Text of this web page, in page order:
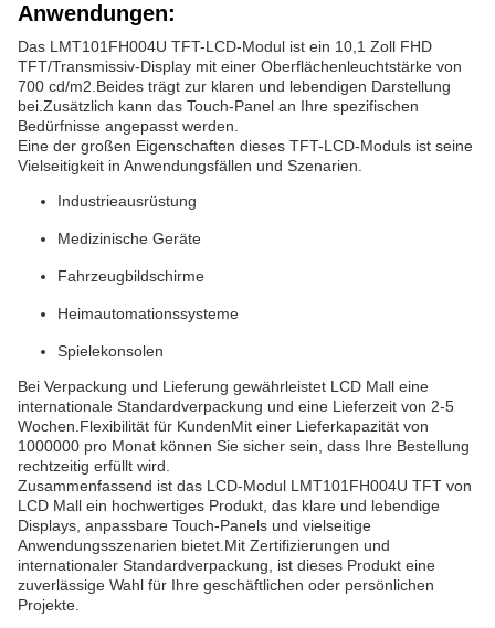
Anwendungen:
Das LMT101FH004U TFT-LCD-Modul ist ein 10,1 Zoll FHD
TFT/Transmissiv-Display mit einer Oberflächenleuchtstärke von
700 cd/m2.Beides trägt zur klaren und lebendigen Darstellung
bei.Zusätzlich kann das Touch-Panel an Ihre spezifischen
Bedürfnisse angepasst werden.
Eine der großen Eigenschaften dieses TFT-LCD-Moduls ist seine
Vielseitigkeit in Anwendungsfällen und Szenarien.
Industrieausrüstung
Medizinische Geräte
Fahrzeugbildschirme
Heimautomationssysteme
Spielekonsolen
Bei Verpackung und Lieferung gewährleistet LCD Mall eine
internationale Standardverpackung und eine Lieferzeit von 2-5
Wochen.Flexibilität für KundenMit einer Lieferkapazität von
1000000 pro Monat können Sie sicher sein, dass Ihre Bestellung
rechtzeitig erfüllt wird.
Zusammenfassend ist das LCD-Modul LMT101FH004U TFT von
LCD Mall ein hochwertiges Produkt, das klare und lebendige
Displays, anpassbare Touch-Panels und vielseitige
Anwendungsszenarien bietet.Mit Zertifizierungen und
internationaler Standardverpackung, ist dieses Produkt eine
zuverlässige Wahl für Ihre geschäftlichen oder persönlichen
Projekte.